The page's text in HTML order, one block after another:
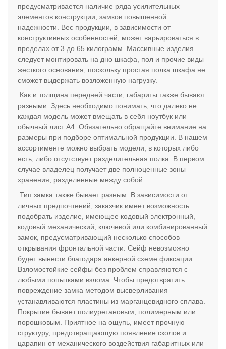
предусматривается наличие ряда усилительных
элементов конструкции, замков повышенной
надежности. Вес продукции, в зависимости от
конструктивных особенностей, может варьироваться в
пределах от 3 до 65 килограмм. Массивные изделия
следует монтировать на дно шкафа, пол и прочие виды
жесткого основания, поскольку простая полка шкафа не
сможет выдержать возложенную нагрузку.
Как и толщина передней части, габариты также бывают
разными. Здесь необходимо понимать, что далеко не
каждая модель может вмещать в себя ноутбук или
обычный лист А4. Обязательно обращайте внимание на
размеры при подборе оптимальной продукции. В нашем
ассортименте можно выбрать модели, в которых либо
есть, либо отсутствует разделительная полка. В первом
случае владелец получает две полноценные зоны
хранения, разделенные между собой.
Тип замка также бывает разным. В зависимости от
личных предпочтений, заказчик имеет возможность
подобрать изделие, имеющее кодовый электронный,
кодовый механический, ключевой или комбинированный
замок, предусматривающий несколько способов
открывания фронтальной части. Сейф невозможно
будет вынести благодаря анкерной схеме фиксации.
Взломостойкие сейфы без проблем справляются с
любыми попытками взлома. Чтобы предотвратить
повреждение замка методом высверливания
устанавливаются пластины из марганцевидного сплава.
Покрытие бывает полиуретановым, полимерным или
порошковым. Приятное на ощупь, имеет прочную
структуру, предотвращающую появление сколов и
царапин от механического воздействия габаритных или